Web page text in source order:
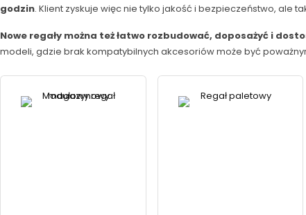
godzin. Klient zyskuje więc nie tylko jakość i bezpieczeństwo, ale
Nowe regały można też łatwo rozbudować, doposażyć i
modeli, gdzie brak kompatybilnych akcesoriów może być